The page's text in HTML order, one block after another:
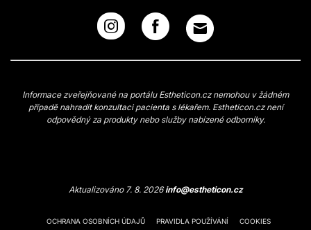
Informace zveřejňované na portálu Estheticon.cz nemohou v žádném
případě nahradit konzultaci pacienta s lékařem. Estheticon.cz není
odpovědný za produkty nebo služby nabízené odborníky.
Aktualizováno 7. 8. 2026info@estheticon.cz
OCHRANA OSOBNÍCH ÚDAJŮ PRAVIDLA POUŽÍVÁNÍ COOKIES